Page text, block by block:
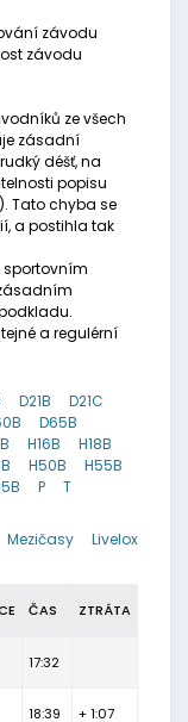
závodu
závodu
ze všech
zásadní
déšť, na
popisu
Tato chyba se
a postihla tak
sportovním
a regulérní
D21B
D21C
D65B
H16B
H18B
H50B
H55B
P T
Livelox
Mezičasy
ČAS ZTRÁTA
17:32
18:39 + 1:07